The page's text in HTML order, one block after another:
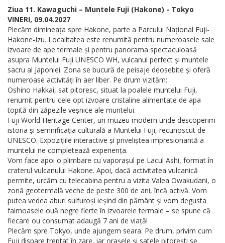
Ziua 11. Kawaguchi – Muntele Fuji (Hakone) - Tokyo
VINERI, 09.04.2027
Plecăm dimineața spre Hakone, parte a Parcului Național Fuji-
Hakone-Izu. Localitatea este renumită pentru numeroasele sale
izvoare de ape termale și pentru panorama spectaculoasă
asupra Muntelui Fuji UNESCO WH, vulcanul perfect și muntele
sacru al Japoniei. Zona se bucură de peisaje deosebite și oferă
numeroase activități în aer liber. Pe drum vizităm:
Oshino Hakkai, sat pitoresc, situat la poalele muntelui Fuji,
renumit pentru cele opt izvoare cristaline alimentate de apa
topită din zăpezile veșnice ale muntelui.
Fuji World Heritage Center, un muzeu modern unde descoperim
istoria și semnificația culturală a Muntelui Fuji, recunoscut de
UNESCO. Expozițiile interactive și priveliștea impresionantă a
muntelui ne completează experiența.
Vom face apoi o plimbare cu vaporașul pe Lacul Ashi, format în
craterul vulcanului Hakone. Apoi, dacă activitatea vulcanică
permite, urcăm cu telecabina pentru a vizita Valea Owakudani, o
zonă geotermală veche de peste 300 de ani, încă activă. Vom
putea vedea aburi sulfuroși ieșind din pământ și vom degusta
faimoasele ouă negre fierte în izvoarele termale – se spune că
fiecare ou consumat adaugă 7 ani de viață!
Plecăm spre Tokyo, unde ajungem seara. Pe drum, privim cum
Fuji dispare treptat în zare, iar orașele și satele pitorești se